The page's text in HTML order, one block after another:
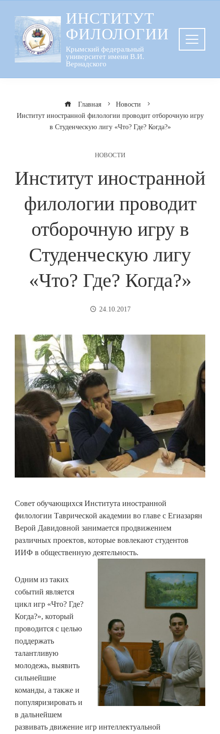
содержанию
ИНСТИТУТ
ФИЛОЛОГИИ
Крымский федеральный
университет имени В.И.
Вернадского
Главная
Новости
Институт иностранной филологии проводит отборочную игру
в Студенческую лигу «Что? Где? Когда?»
НОВОСТИ
Институт иностранной
филологии проводит
отборочную игру в
Студенческую лигу
«Что? Где? Когда?»
24.10.2017
Совет обучающихся Института иностранной
филологии Таврической академии во главе с Егиазарян
Верой Давидовной занимается продвижением
различных проектов, которые вовлекают студентов
ИИФ в общественную деятельность.
Одним из таких
событий является
цикл игр «Что? Где?
Когда?», который
проводится с целью
поддержать
талантливую
молодежь, выявить
сильнейшие
команды, а также и
популяризировать и
в дальнейшем
развивать движение игр интеллектуальной